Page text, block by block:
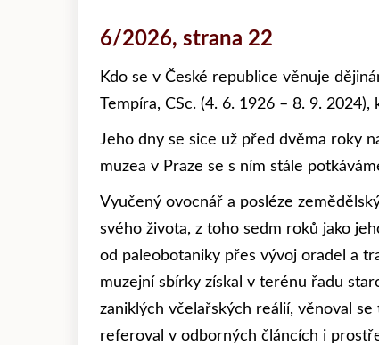
6/2026, strana 22
Kdo se v České republice věnuje
Tempíra, CSc. (4. 6. 1926 – 8. 9.
Jeho dny se sice už před dvěma roky
muzea v Praze se s ním stále
Vyučený ovocnář a posléze
svého života, z toho sedm roků jako
od paleobotaniky přes vývoj oradel a
muzejní sbírky získal v terénu řadu
zaniklých včelařských reálií, věnoval
referoval v odborných článcích i